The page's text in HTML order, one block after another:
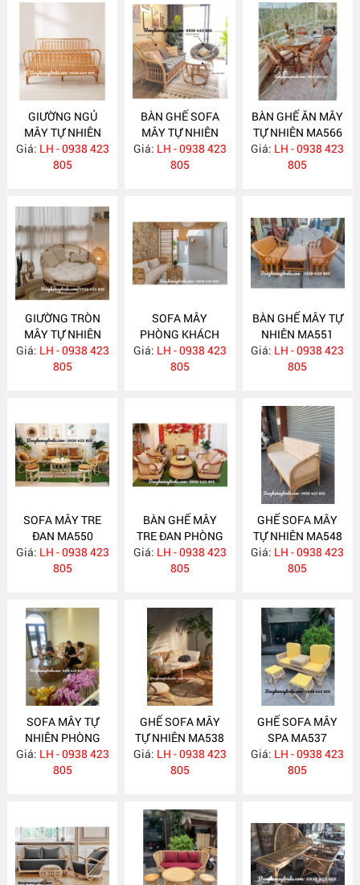
GIƯỜNG NGỦ
MÂY TỰ NHIÊN
MA583
Giá: LH - 0938 423
805
BÀN GHẾ SOFA
MÂY TỰ NHIÊN
MA568
Giá: LH - 0938 423
805
BÀN GHẾ ĂN MÂY
TỰ NHIÊN MA566
Giá: LH - 0938 423
805
GIƯỜNG TRÒN
MÂY TỰ NHIÊN
MA563
Giá: LH - 0938 423
805
SOFA MÂY
PHÒNG KHÁCH
MA557
Giá: LH - 0938 423
805
BÀN GHẾ MÂY TỰ
NHIÊN MA551
Giá: LH - 0938 423
805
SOFA MÂY TRE
ĐAN MA550
Giá: LH - 0938 423
805
BÀN GHẾ MÂY
TRE ĐAN PHÒNG
KHÁCH MA549
Giá: LH - 0938 423
805
GHẾ SOFA MÂY
TỰ NHIÊN MA548
Giá: LH - 0938 423
805
SOFA MÂY TỰ
NHIÊN PHÒNG
KHÁCH MA547
Giá: LH - 0938 423
805
GHẾ SOFA MÂY
TỰ NHIÊN MA538
Giá: LH - 0938 423
805
GHẾ SOFA MÂY
SPA MA537
Giá: LH - 0938 423
805